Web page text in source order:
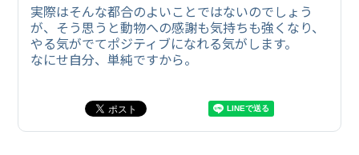
実際はそんな都合のよいことではないのでしょう
が、そう思うと動物への感謝も気持ちも強くなり、
やる気がでてポジティブになれる気がします。
なにせ自分、単純ですから。